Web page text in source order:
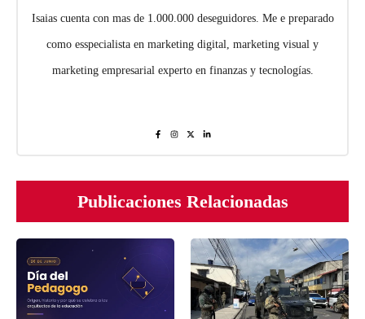
Isaias cuenta con mas de 1.000.000 deseguidores. Me e preparado
como esspecialista en marketing digital, marketing visual y
marketing empresarial experto en finanzas y tecnologías.
Publicaciones Relacionadas